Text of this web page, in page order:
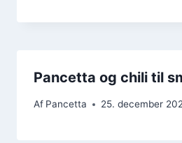
Pancetta og chili til
Af Pancetta 25. december